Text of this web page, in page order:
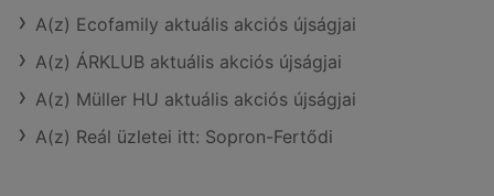
A(z) Ecofamily aktuális akciós újságjai
A(z) ÁRKLUB aktuális akciós újságjai
A(z) Müller HU aktuális akciós újságjai
A(z) Reál üzletei itt: Sopron-Fertődi